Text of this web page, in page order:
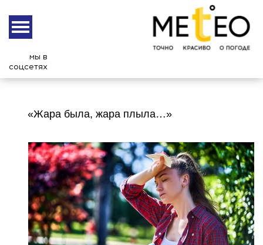
мы в
соцсетях
«Жара была, жара плыла…»